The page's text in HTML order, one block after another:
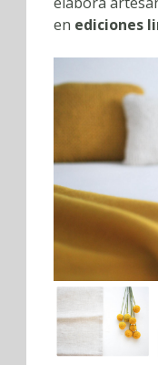
en ediciones